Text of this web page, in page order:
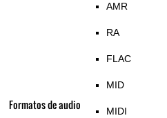
Formatos de audio
AMR
RA
FLAC
MID
MIDI